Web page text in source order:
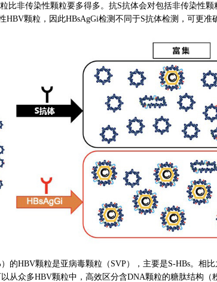
比非传染性颗粒要多得多。抗S抗体会对包括非传染性
HBV颗粒，因此HBsAgGi检测不同于S抗体检测，可更准
的HBV颗粒是亚病毒颗粒（SVP），主要是S-HBs。相
从众多HBV颗粒中，高效区分含DNA颗粒的糖肽结构（